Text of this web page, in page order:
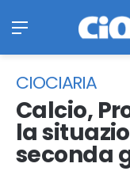
CIOCIARIA
Calcio,
la
seconda